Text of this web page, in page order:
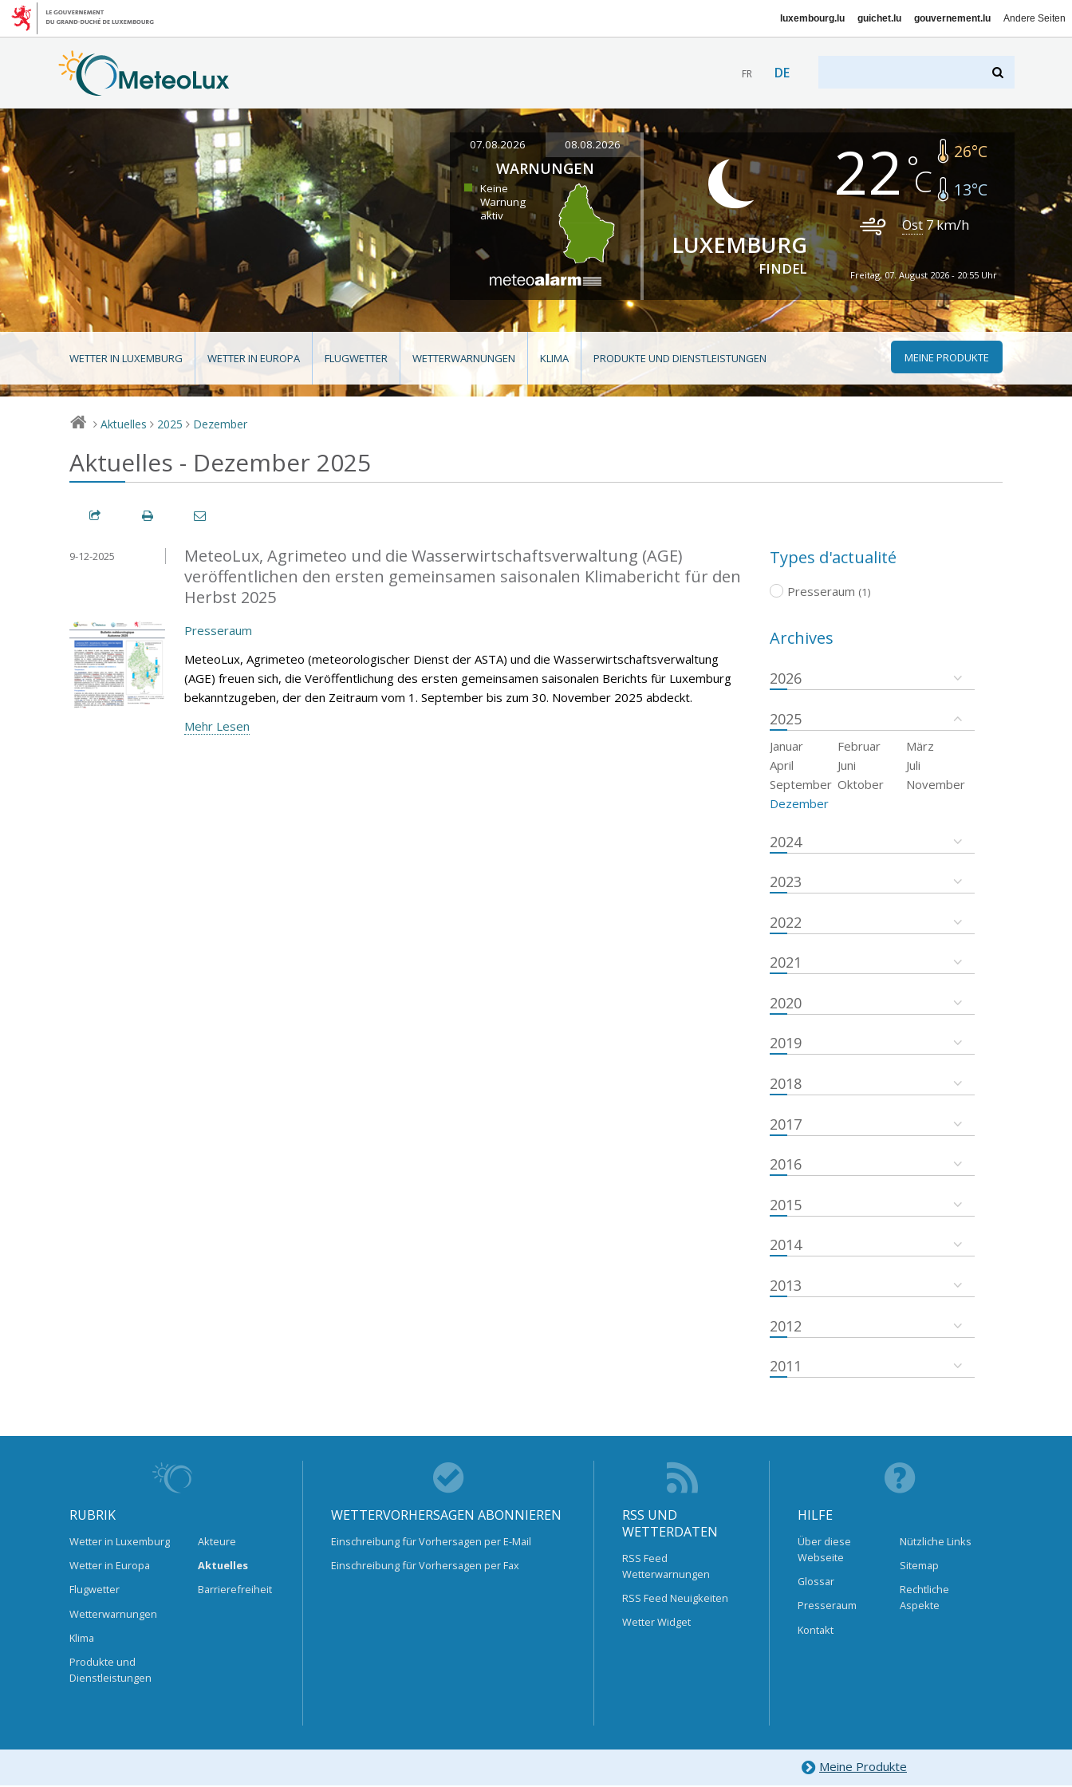
luxembourg.lu guichet.lu gouvernement.lu Andere Seiten
FR DE
07.08.2026 08.08.2026
WARNUNGEN
Keine
Warnung
aktiv
LUXEMBURG
FINDEL
22 26°C
13°C
Ost7km/h
Freitag, 07. August 2026 - 20:55 Uhr
WETTER IN LUXEMBURG WETTER IN EUROPA FLUGWETTER WETTERWARNUNGEN KLIMA PRODUKTE UND DIENSTLEISTUNGEN MEINE PRODUKTE
> Aktuelles > 2025 > Dezember
Aktuelles - Dezember 2025
MeteoLux, Agrimeteo und die Wasserwirtschaftsverwaltung (AGE)
veröffentlichen den ersten gemeinsamen saisonalen Klimabericht für den
Herbst 2025
9-12-2025
Presseraum
MeteoLux, Agrimeteo (meteorologischer Dienst der ASTA) und die Wasserwirtschaftsverwaltung
(AGE) freuen sich, die Veröffentlichung des ersten gemeinsamen saisonalen Berichts für Luxemburg
bekanntzugeben, der den Zeitraum vom 1. September bis zum 30. November 2025 abdeckt.
Mehr Lesen
Types d'actualité
Presseraum (1)
Archives
2026
2025
Januar Februar
März
April
Juni
Juli
September Oktober
November
Dezember
2024
2023
2022
2021
2020
2019
2018
2017
2016
2015
2014
2013
2012
2011
RUBRIK
Wetter in Luxemburg
Wetter in Europa
Flugwetter
Wetterwarnungen
Klima
Produkte und
Dienstleistungen
Akteure
Aktuelles
Barrierefreiheit
WETTERVORHERSAGEN ABONNIEREN
Einschreibung für Vorhersagen per E-Mail
Einschreibung für Vorhersagen per Fax
RSS UND
WETTERDATEN
RSS Feed
Wetterwarnungen
RSS Feed Neuigkeiten
Wetter Widget
HILFE
Über diese
Webseite
Glossar
Presseraum
Kontakt
Nützliche Links
Sitemap
Rechtliche
Aspekte
Meine Produkte